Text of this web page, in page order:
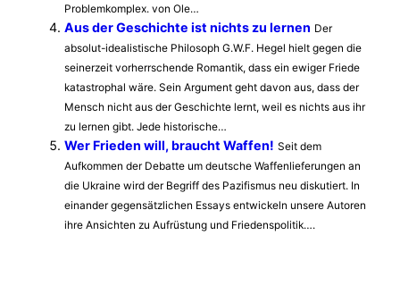
Problemkomplex. von Ole…
Aus der Geschichte ist nichts zu lernen Der
absolut-idealistische Philosoph G.W.F. Hegel hielt gegen die
seinerzeit vorherrschende Romantik, dass ein ewiger Friede
katastrophal wäre. Sein Argument geht davon aus, dass der
Mensch nicht aus der Geschichte lernt, weil es nichts aus ihr
zu lernen gibt. Jede historische…
Wer Frieden will, braucht Waffen! Seit dem
Aufkommen der Debatte um deutsche Waffenlieferungen an
die Ukraine wird der Begriff des Pazifismus neu diskutiert. In
einander gegensätzlichen Essays entwickeln unsere Autoren
ihre Ansichten zu Aufrüstung und Friedenspolitik….